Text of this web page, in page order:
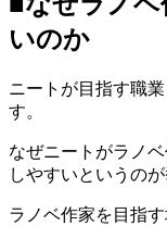
いのか
ニートが目指す職
す。
なぜニートがラノ
しやすいというのが
ラノベ作家を目指